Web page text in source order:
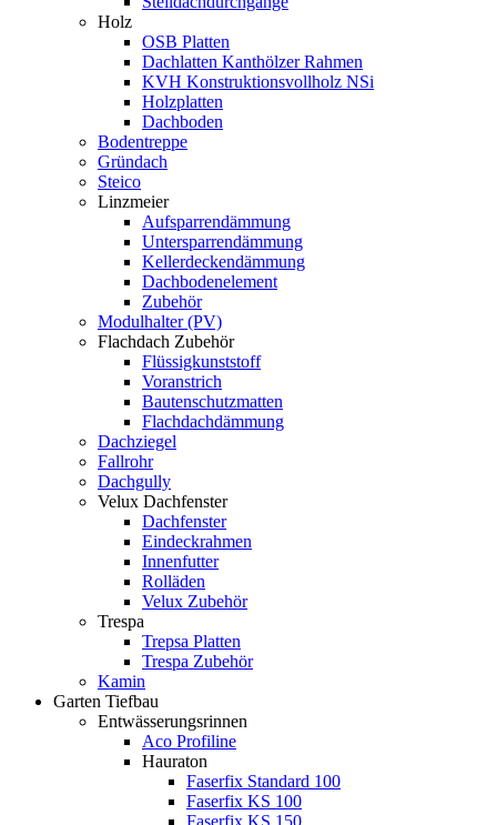
Holz
OSB Platten
Dachlatten Kanthölzer Rahmen
KVH Konstruktionsvollholz NSi
Holzplatten
Dachboden
Bodentreppe
Gründach
Steico
Linzmeier
Aufsparrendämmung
Untersparrendämmung
Kellerdeckendämmung
Dachbodenelement
Zubehör
Modulhalter (PV)
Flachdach Zubehör
Flüssigkunststoff
Voranstrich
Bautenschutzmatten
Flachdachdämmung
Dachziegel
Fallrohr
Dachgully
Velux Dachfenster
Dachfenster
Eindeckrahmen
Innenfutter
Rolläden
Velux Zubehör
Trespa
Trepsa Platten
Trespa Zubehör
Kamin
Garten Tiefbau
Entwässerungsrinnen
Aco Profiline
Hauraton
Faserfix Standard 100
Faserfix KS 100
Faserfix KS 150